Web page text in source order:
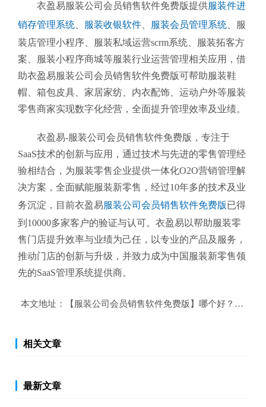
衣盈易服装公司会员销售软件免费版提供服装件进
销存管理系统
服装收银软件 服装会员管理系统 、服
装店管理小程序、服装私域运营scrm系统、服装拓客方
案、服装小程序商城等服装行业运营管理相关应用，借
助衣盈易服装公司会员销售软件免费版可帮助服装鞋
帽、箱包皮具、家居家纺、内衣配饰、运动户外等服装
零售商家实现数字化经营，全面提升管理效率及业绩。
衣盈易-服装公司会员销售软件免费版 ，专注于
SaaS技术的创新与应用，通过技术与先进的零售管理经
验相结合，为服装零售企业提供一体化O2O营销管理解
决方案，全面赋能服装新零售，经过10年多的技术及业
务沉淀，目前衣盈易服装公司会员销售软件免费版已得
到10000多家客户的验证与认可。衣盈易以帮助服装零
售门店提升效率与业绩为己任，以专业的产品及服务，
推动门店的创新与升级，并致力成为中国服装新零售领
先的SaaS管理系统提供商。
本文地址： 【服装公司会员销售软件免费版】哪个好？服装
相关文章
最新文章